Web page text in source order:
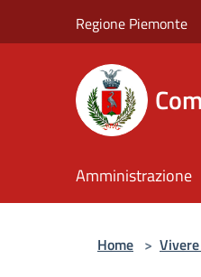
Regione Piemonte
Amministrazione
Home >